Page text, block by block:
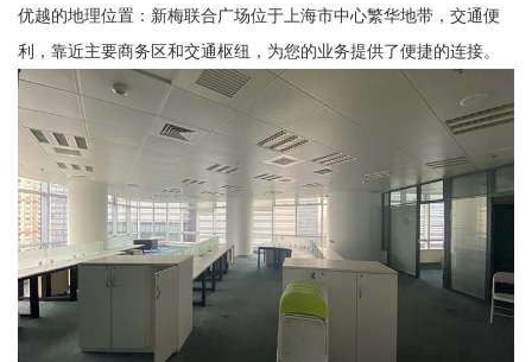
优越的地理位置：新梅联合广场位于上海市中心繁华地带，交通便
利，靠近主要商务区和交通枢纽，为您的业务提供了便捷的连接。